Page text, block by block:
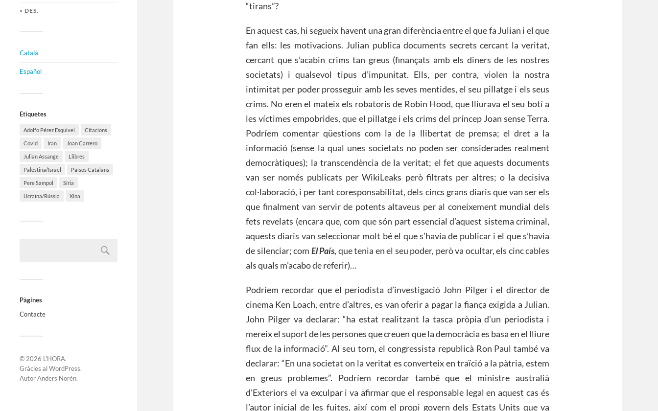
« DES.
Català
Español
Etiquetes
Adolfo Pérez Esquivel Citacions
Covid Iran Joan Carrero
Julian Assange Llibres
Palestina/Israel Països Catalans
Pere Sampol Síria
Ucraïna/Rússia Xina
Pàgines
Contacte
© 2026 L'HORA.
Gràcies alWordPress.
AutorAnders Norén.
“tirans”?
En aquest cas, hi segueix havent una gran diferència entre el que fa Julian i el que
fan ells: les motivacions. Julian publica documents secrets cercant la veritat,
cercant que s’acabin crims tan greus (finançats amb els diners de les nostres
societats) i qualsevol tipus d’impunitat. Ells, per contra, violen la nostra
intimitat per poder prosseguir amb les seves mentides, el seu pillatge i els seus
crims. No eren el mateix els robatoris de Robin Hood, que lliurava el seu botí a
les víctimes empobrides, que el pillatge i els crims del príncep Joan sense Terra.
Podríem comentar qüestions com la de la llibertat de premsa; el dret a la
informació (sense la qual unes societats no poden ser considerades realment
democràtiques); la transcendència de la veritat; el fet que aquests documents
van ser només publicats per WikiLeaks però filtrats per altres; o la decisiva
col·laboració, i per tant coresponsabilitat, dels cincs grans diaris que van ser els
que finalment van servir de potents altaveus per al coneixement mundial dels
fets revelats (encara que, com que són part essencial d’aquest sistema criminal,
aquests diaris van seleccionar molt bé el que s’havia de publicar i el que s’havia
de silenciar; com El País, que tenia en el seu poder, però va ocultar, els cinc cables
als quals m’acabo de referir)…
Podríem recordar que el periodista d’investigació John Pilger i el director de
cinema Ken Loach, entre d’altres, es van oferir a pagar la fiança exigida a Julian.
John Pilger va declarar: “ha estat realitzant la tasca pròpia d’un periodista i
mereix el suport de les persones que creuen que la democràcia es basa en el lliure
flux de la informació”. Al seu torn, el congressista republicà Ron Paul també va
declarar: “En una societat on la veritat es converteix en traïció a la pàtria, estem
en greus problemes”. Podríem recordar també que el ministre australià
d’Exteriors el va exculpar i va afirmar que el responsable legal en aquest cas és
l’autor inicial de les fuites, així com el propi govern dels Estats Units que va